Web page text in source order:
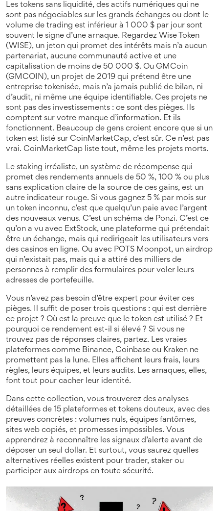
Les tokens sans liquidité, des actifs numériques qui ne
sont pas négociables sur les grands échanges ou dont le
volume de trading est inférieur à 1 000 $ par jour sont
souvent le signe d’une arnaque. Regardez Wise Token
(WISE), un jeton qui promet des intérêts mais n’a aucun
partenariat, aucune communauté active et une
capitalisation de moins de 50 000 $. Ou GMCoin
(GMCOIN), un projet de 2019 qui prétend être une
entreprise tokenisée, mais n’a jamais publié de bilan, ni
d’audit, ni même une équipe identifiable. Ces projets ne
sont pas des investissements : ce sont des pièges. Ils
comptent sur votre manque d’information. Et ils
fonctionnent. Beaucoup de gens croient encore que si un
token est listé sur CoinMarketCap, c’est sûr. Ce n’est pas
vrai. CoinMarketCap liste tout, même les projets morts.
Le staking irréaliste, un système de récompense qui
promet des rendements annuels de 50 %, 100 % ou plus
sans explication claire de la source de ces gains, est un
autre indicateur rouge. Si vous gagnez 5 % par mois sur
un token inconnu, c’est que quelqu’un paie avec l’argent
des nouveaux venus. C’est un schéma de Ponzi. C’est ce
qu’on a vu avec ExtStock, une plateforme qui prétendait
être un échange, mais qui redirigeait les utilisateurs vers
des casinos en ligne. Ou avec POTS Moonpot, un airdrop
qui n’existait pas, mais qui a attiré des milliers de
personnes à remplir des formulaires pour voler leurs
adresses de portefeuille.
Vous n’avez pas besoin d’être expert pour éviter ces
pièges. Il suffit de poser trois questions : qui est derrière
ce projet ? Où est la preuve que le token est utilisé ? Et
pourquoi ce rendement est-il si élevé ? Si vous ne
trouvez pas de réponses claires, partez. Les vraies
plateformes comme Binance, Coinbase ou Kraken ne
promettent pas la lune. Elles affichent leurs frais, leurs
règles, leurs équipes, et leurs audits. Les arnaques, elles,
font tout pour cacher leur identité.
Dans cette collection, vous trouverez des analyses
détaillées de 15 plateformes et tokens douteux, avec des
preuves concrètes : volumes nuls, équipes fantômes,
sites web copiés, et promesses impossibles. Vous
apprendrez à reconnaître les signaux d’alerte avant de
déposer un seul dollar. Et surtout, vous saurez quelles
alternatives réelles existent pour trader, staker ou
participer aux airdrops en toute sécurité.